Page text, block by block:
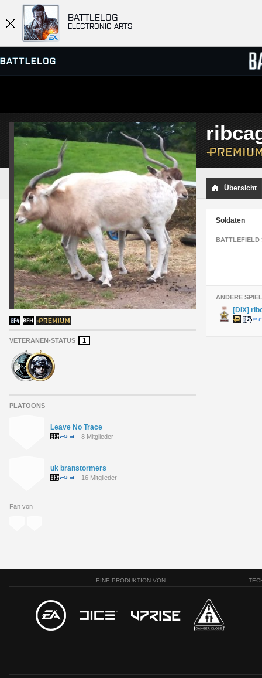
BATTLELOG
ELECTRONIC ARTS
SERVER-BROWSER
MATCHES
VETERANEN-STATUS 1
PLATOONS
Leave No Trace
8 Mitglieder
uk branstormers
16 Mitglieder
Fan von
Übersicht
Soldaten
BATTLEFIELD
ANDERE
[DIX]
EINE PRODUKTION VON